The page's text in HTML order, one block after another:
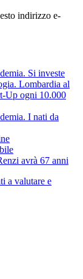
indirizzo e-
Si investe
Lombardia al
Up ogni 10.000
I nati da
avrà 67 anni
a valutare e